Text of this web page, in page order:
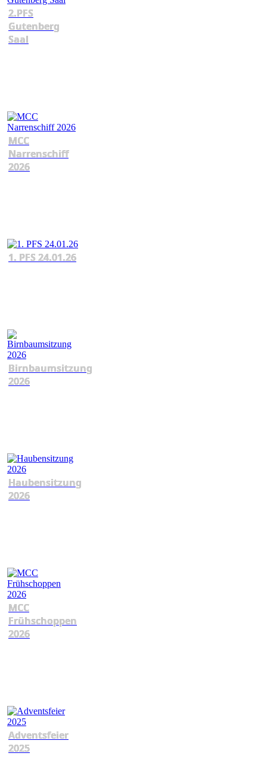
2.PFS
Gutenberg
Saal
MCC
Narrenschiff
2026
1. PFS 24.01.26
Birnbaumsitzung
2026
Haubensitzung
2026
MCC
Frühschoppen
2026
Adventsfeier
2025